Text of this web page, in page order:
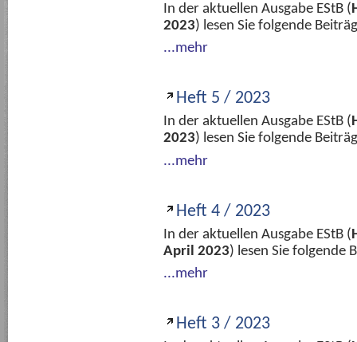
In der aktuellen Ausgabe EStB (
2023) lesen Sie folgende
...mehr
Heft 5 / 2023
In der aktuellen Ausgabe EStB (
2023) lesen Sie folgende
...mehr
Heft 4 / 2023
In der aktuellen Ausgabe EStB (
April 2023) lesen Sie folgende
...mehr
Heft 3 / 2023